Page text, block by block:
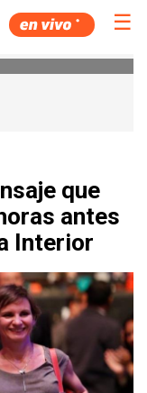
☰
que
antes
Interior